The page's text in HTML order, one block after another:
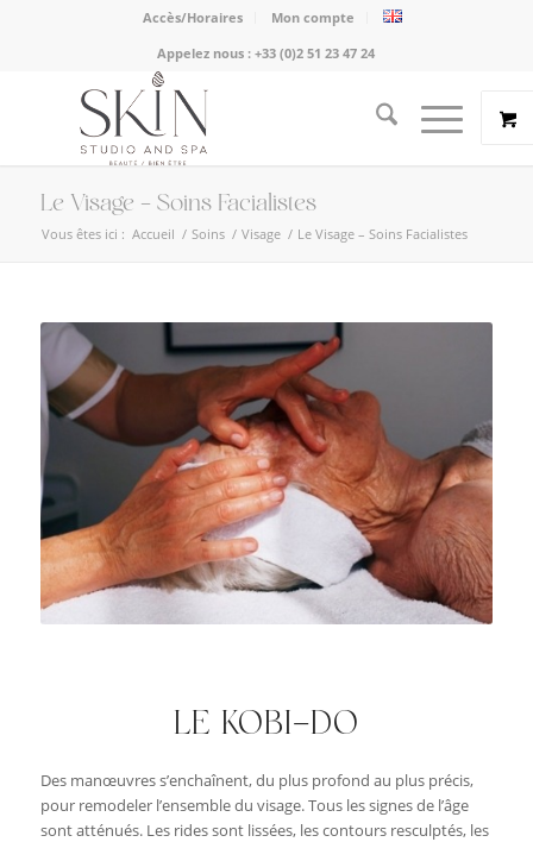
Accès/Horaires
Mon compte
Appelez nous :+33 (0)2 51 23 47 24
Le Visage – Soins Facialistes
Vous êtes ici : Accueil / Soins / Visage / Le Visage – Soins Facialistes
LE KOBI-DO
Des manœuvres s’enchaînent, du plus profond au plus précis,
pour remodeler l’ensemble du visage. Tous les signes de l’âge
sont atténués. Les rides sont lissées, les contours resculptés, les